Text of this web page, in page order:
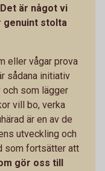
är något vi
genuint stolta
eller vågar prova
sådana initiativ
som lägger
vill bo, verka
är en av de
utveckling och
som fortsätter att
gör oss till